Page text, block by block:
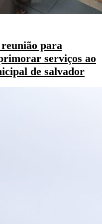
para
serviços ao
de salvador